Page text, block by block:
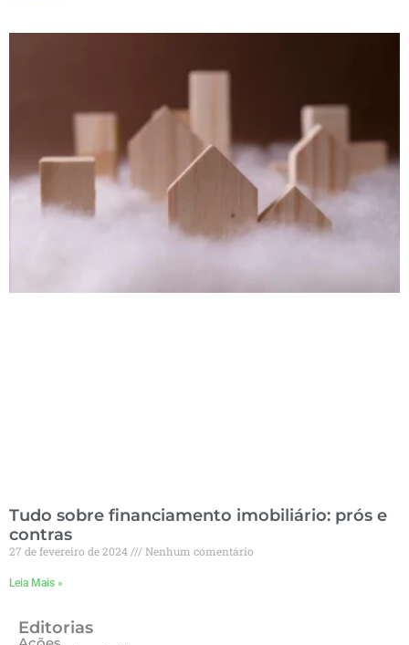
Tudo sobre financiamento imobiliário: prós e
contras
27 de fevereiro de 2024 Nenhum comentário
Leia Mais »
Editorias